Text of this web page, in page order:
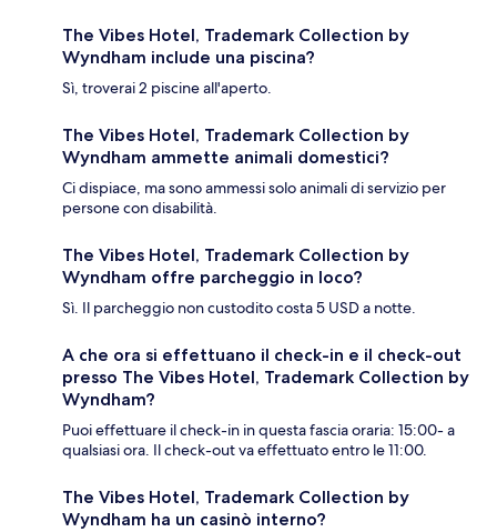
The Vibes Hotel, Trademark Collection by
Wyndham include una piscina?
Sì, troverai 2 piscine all'aperto.
The Vibes Hotel, Trademark Collection by
Wyndham ammette animali domestici?
Ci dispiace, ma sono ammessi solo animali di servizio per
persone con disabilità.
The Vibes Hotel, Trademark Collection by
Wyndham offre parcheggio in loco?
Sì. Il parcheggio non custodito costa 5 USD a notte.
A che ora si effettuano il check-in e il check-out
presso The Vibes Hotel, Trademark Collection by
Wyndham?
Puoi effettuare il check-in in questa fascia oraria: 15:00- a
qualsiasi ora. Il check-out va effettuato entro le 11:00.
The Vibes Hotel, Trademark Collection by
Wyndham ha un casinò interno?